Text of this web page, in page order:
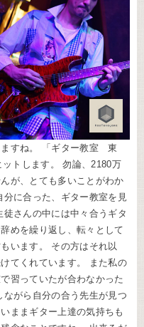
ますね。 「ギター教室 東
トします。 勿論、2180万
が、とても多いことがわか
に合った、ギター教室を見
さんの中には中々合うギタ
めを繰り返し、転々として
います。 その方はそれ以
てくれています。 また私の
習っていたが合わなかった
がら自分の合う先生が見つ
ままギター上達の気持ちも